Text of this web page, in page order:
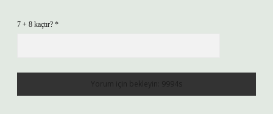
7 + 8 kaçtır? *